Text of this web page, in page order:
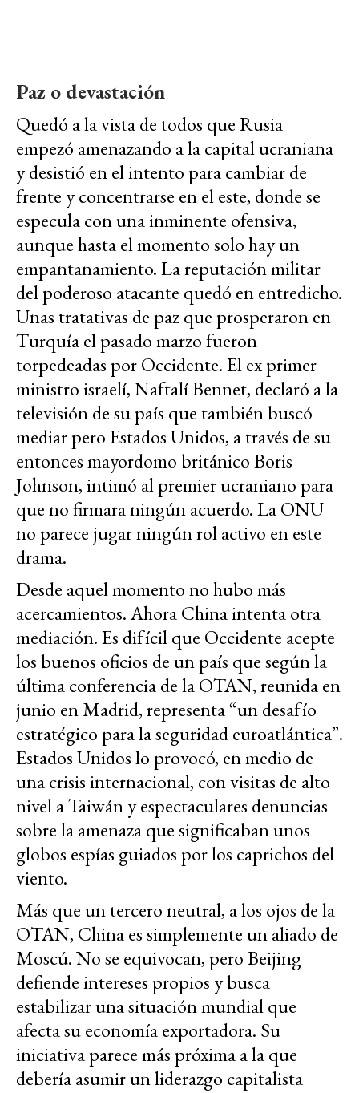
Paz o devastación
Quedó a la vista de todos que Rusia
empezó amenazando a la capital ucraniana
y desistió en el intento para cambiar de
frente y concentrarse en el este, donde se
especula con una inminente ofensiva,
aunque hasta el momento solo hay un
empantanamiento. La reputación militar
del poderoso atacante quedó en entredicho.
Unas tratativas de paz que prosperaron en
Turquía el pasado marzo fueron
torpedeadas por Occidente. El ex primer
ministro israelí, Naftalí Bennet, declaró a la
televisión de su país que también buscó
mediar pero Estados Unidos, a través de su
entonces mayordomo británico Boris
Johnson, intimó al premier ucraniano para
que no firmara ningún acuerdo. La ONU
no parece jugar ningún rol activo en este
drama.
Desde aquel momento no hubo más
acercamientos. Ahora China intenta otra
mediación. Es difícil que Occidente acepte
los buenos oficios de un país que según la
última conferencia de la OTAN, reunida en
junio en Madrid, representa “un desafío
estratégico para la seguridad euroatlántica”.
Estados Unidos lo provocó, en medio de
una crisis internacional, con visitas de alto
nivel a Taiwán y espectaculares denuncias
sobre la amenaza que significaban unos
globos espías guiados por los caprichos del
viento.
Más que un tercero neutral, a los ojos de la
OTAN, China es simplemente un aliado de
Moscú. No se equivocan, pero Beijing
defiende intereses propios y busca
estabilizar una situación mundial que
afecta su economía exportadora. Su
iniciativa parece más próxima a la que
debería asumir un liderazgo capitalista